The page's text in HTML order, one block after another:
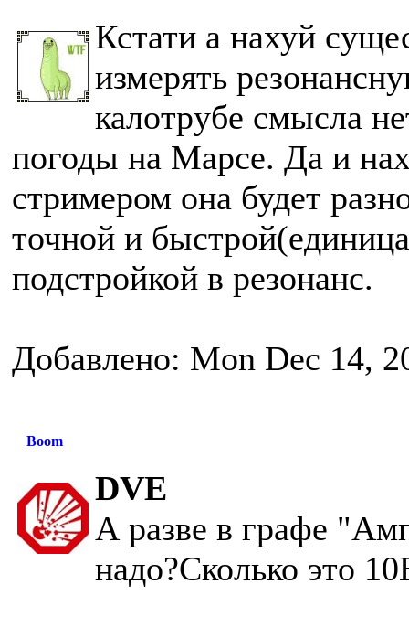
Кстати а нахуй
измерять
калотрубе смысла
погоды на Марсе. Да и
стримером она будет
точной и
подстройкой в резонанс.
Добавлено: Mon Dec 14,
Boom
DVE
А разве в графе
надо?Сколько это